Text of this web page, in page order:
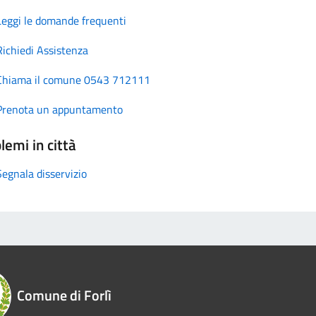
le domande frequenti
Assistenza
il comune 0543 712111
un appuntamento
in città
disservizio
Comune di Forlì